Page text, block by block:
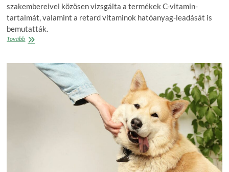
szakembereivel közösen vizsgálta a termékek C-vitamin-
tartalmát, valamint a retard vitaminok hatóanyag-leadását is
bemutatták.
TovábbC-
érdekességek
Szupermentán